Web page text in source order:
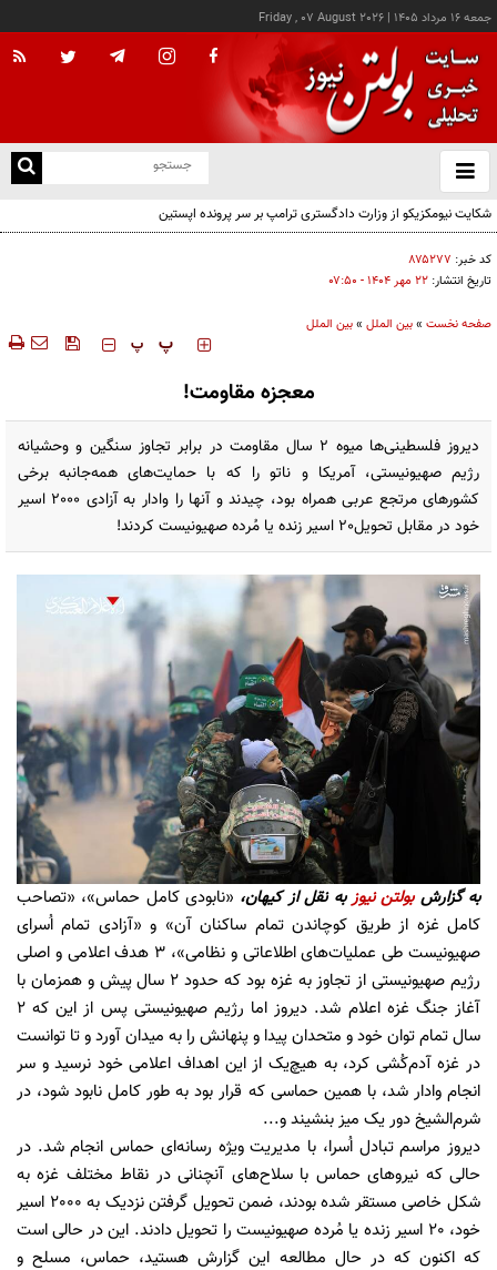
جمعه ۱۶ مرداد ۱۴۰۵ |
Friday , 07 August 2026
باز
و
شکایت نیومکزیکو از وزارت دادگستری ترامپ بر سر پرونده اپستین
کد خبر: ۸۷۵۲۷۷
تاریخ انتشار: ۲۲ مهر ۱۴۰۴ - ۰۷:۵۰
صفحه نخست »بین الملل »بین الملل
‍‍‍ پ پ
معجزه مقاومت!
دیروز فلسطینی‌ها میوه 2 سال مقاومت در برابر تجاوز سنگین و وحشیانه
رژیم صهیونیستی، آمریکا و ناتو را که با حمایت‌های همه‌جانبه برخی
کشورهای مرتجع عربی همراه بود، چیدند و آنها را وادار به آزادی 2000 اسیر
خود در مقابل تحویل20 اسیر زنده یا مُرده صهیونیست کردند!
به گزارشبولتن نیوزبه نقل از کیهان، «نابودی کامل حماس»، «تصاحب
کامل غزه از طریق کوچاندن تمام ساکنان آن» و «آزادی تمام اُسرای
صهیونیست طی عملیات‌های اطلاعاتی و نظامی»، 3 هدف اعلامی و اصلی
رژیم صهیونیستی از تجاوز به غزه بود که حدود 2 سال پیش و همزمان با
آغاز جنگ غزه اعلام شد. دیروز اما رژیم صهیونیستی پس از این که 2
سال تمام توان خود و متحدان پیدا و پنهانش را به میدان آورد و تا توانست
در غزه آدم‌کُشی کرد، به هیچ‌یک از این اهداف اعلامی خود نرسید و سر
انجام وادار شد، با همین حماسی که قرار بود به طور کامل نابود شود، در
شرم‌الشیخ دور یک میز بنشیند و...
دیروز مراسم تبادل اُسرا، با مدیریت ویژه رسانه‌ای حماس انجام شد. در
حالی که نیروهای حماس با سلاح‌های آنچنانی در نقاط مختلف غزه به
شکل خاصی مستقر شده بودند، ضمن تحویل گرفتن نزدیک به 2000 اسیر
خود، 20 اسیر زنده یا مُرده صهیونیست را تحویل دادند. این در حالی است
که اکنون که در حال مطالعه این گزارش هستید، حماس، مسلح و